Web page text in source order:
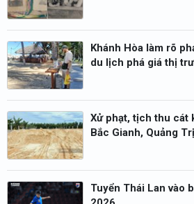
Khánh Hòa làm rõ
du lịch phá giá thị
Xử phạt, tịch thu cát
Bắc Gianh, Quảng Trị
Tuyển Thái Lan vào